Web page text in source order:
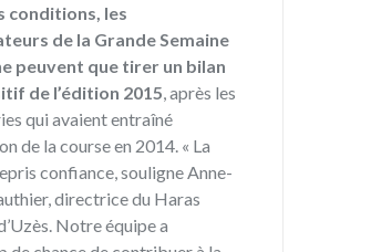
conditions, les
de la Grande Semaine
peuvent que tirer un bilan
de l’édition 2015 , après les
qui avaient entraîné
de la course en 2014. « La
confiance, souligne Anne-
directrice du Haras
Notre équipe a